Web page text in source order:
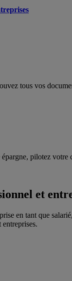
tous vos
pilotez
et
en tant que
entreprises.